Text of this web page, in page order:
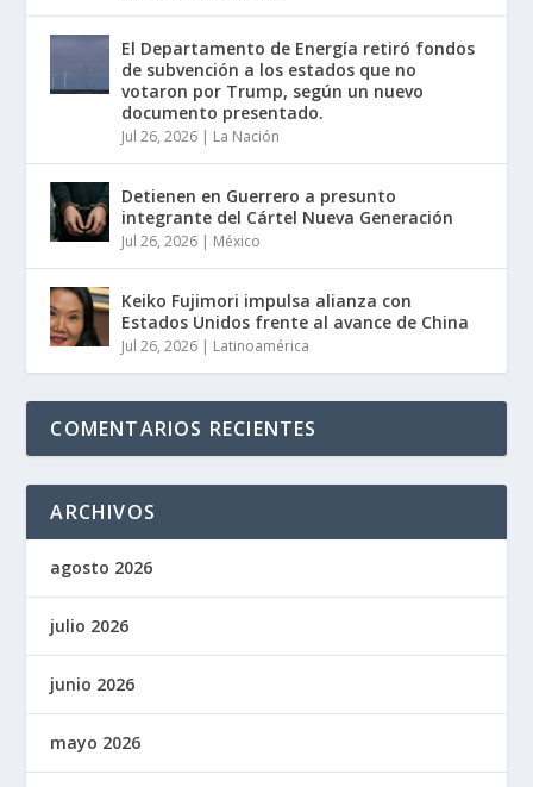
El Departamento de Energía retiró fondos
de subvención a los estados que no
votaron por Trump, según un nuevo
documento presentado.
Jul 26, 2026 | La Nación
Detienen en Guerrero a presunto
integrante del Cártel Nueva Generación
Jul 26, 2026 | México
Keiko Fujimori impulsa alianza con
Estados Unidos frente al avance de China
Jul 26, 2026 | Latinoamérica
COMENTARIOS RECIENTES
ARCHIVOS
agosto 2026
julio 2026
junio 2026
mayo 2026